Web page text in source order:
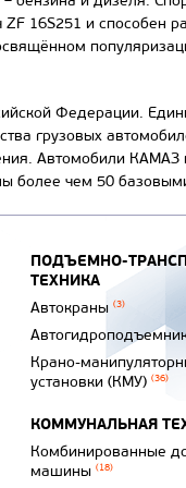
16S251 и способен
Федерации.
грузовых
Автомобили КАМАЗ
более чем 50
ПОДЪЕМНО-
ТЕХНИКА
Автокраны (3)
Крано-
установки (КМУ) (36)
КОММУНАЛЬНАЯ
Комбинированные
машины (18)